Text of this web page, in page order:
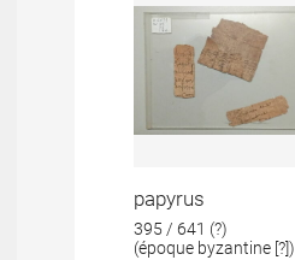
papyrus
395 / 641 (?)
(époque byzantine [?])